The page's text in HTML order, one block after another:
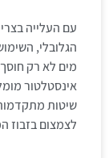
עם העלייה
הגלובלי,
מים לא רק
אינסטלטור
שיטות
לצמצום בזבוז